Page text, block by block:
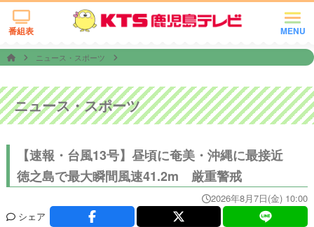
MENU
番組表
ニュース・スポーツ
ニュース・スポーツ
【速報・台風13号】昼頃に奄美・沖縄に最接近
徳之島で最大瞬間風速41.2m 厳重警戒
2026年8月7日(金) 10:00
シェア